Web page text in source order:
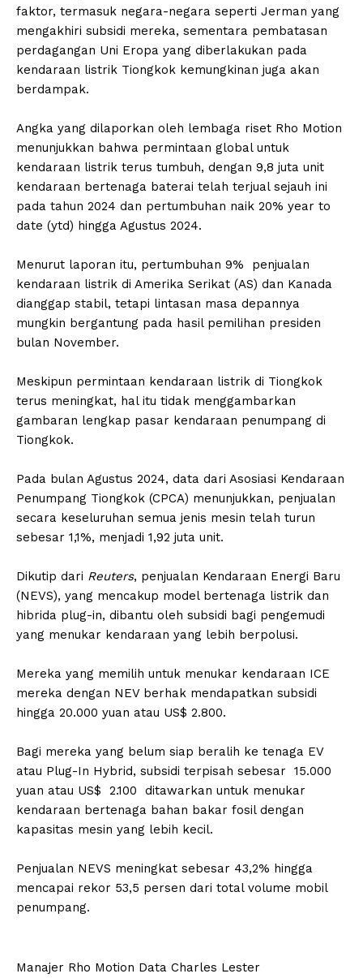
faktor, termasuk negara-negara seperti Jerman yang
mengakhiri subsidi mereka, sementara pembatasan
perdagangan Uni Eropa yang diberlakukan pada
kendaraan listrik Tiongkok kemungkinan juga akan
berdampak.
Angka yang dilaporkan oleh lembaga riset Rho Motion
menunjukkan bahwa permintaan global untuk
kendaraan listrik terus tumbuh, dengan 9,8 juta unit
kendaraan bertenaga baterai telah terjual sejauh ini
pada tahun 2024 dan pertumbuhan naik 20% year to
date (ytd) hingga Agustus 2024.
Menurut laporan itu, pertumbuhan 9% penjualan
kendaraan listrik di Amerika Serikat (AS) dan Kanada
dianggap stabil, tetapi lintasan masa depannya
mungkin bergantung pada hasil pemilihan presiden
bulan November.
Meskipun permintaan kendaraan listrik di Tiongkok
terus meningkat, hal itu tidak menggambarkan
gambaran lengkap pasar kendaraan penumpang di
Tiongkok.
Pada bulan Agustus 2024, data dari Asosiasi Kendaraan
Penumpang Tiongkok (CPCA) menunjukkan, penjualan
secara keseluruhan semua jenis mesin telah turun
sebesar 1,1%, menjadi 1,92 juta unit.
Dikutip dari Reuters, penjualan Kendaraan Energi Baru
(NEVS), yang mencakup model bertenaga listrik dan
hibrida plug-in, dibantu oleh subsidi bagi pengemudi
yang menukar kendaraan yang lebih berpolusi.
Mereka yang memilih untuk menukar kendaraan ICE
mereka dengan NEV berhak mendapatkan subsidi
hingga 20.000 yuan atau US$ 2.800.
Bagi mereka yang belum siap beralih ke tenaga EV
atau Plug-In Hybrid, subsidi terpisah sebesar 15.000
yuan atau US$ 2.100 ditawarkan untuk menukar
kendaraan bertenaga bahan bakar fosil dengan
kapasitas mesin yang lebih kecil.
Penjualan NEVS meningkat sebesar 43,2% hingga
mencapai rekor 53,5 persen dari total volume mobil
penumpang.
Manajer Rho Motion Data Charles Lester